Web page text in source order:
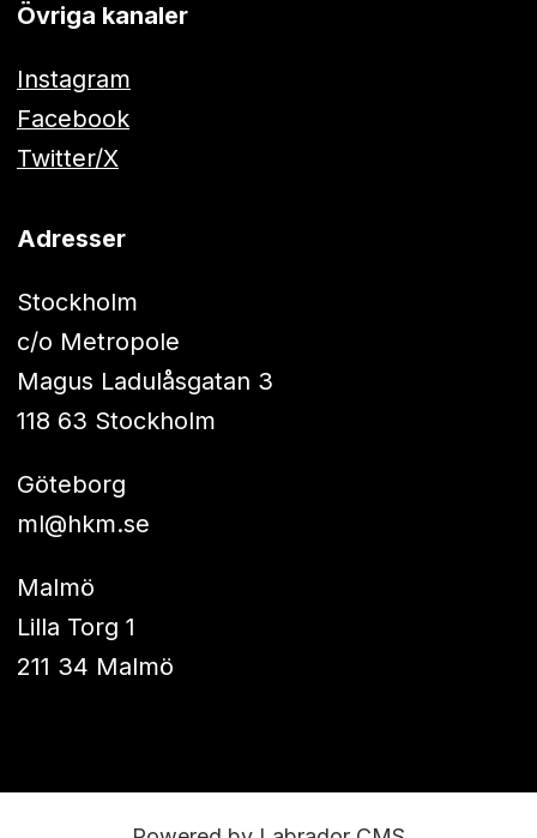
Övriga kanaler
Instagram
Facebook
Twitter/X
Adresser
Stockholm
c/o Metropole
Magus Ladulåsgatan 3
118 63 Stockholm
Göteborg
ml@hkm.se
Malmö
Lilla Torg 1
211 34 Malmö